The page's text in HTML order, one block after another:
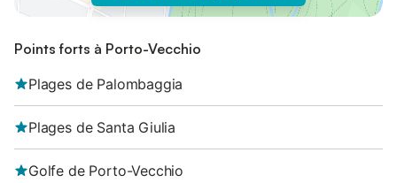
Points forts à Porto-Vecchio
Plages de Palombaggia
Plages de Santa Giulia
Golfe de Porto-Vecchio